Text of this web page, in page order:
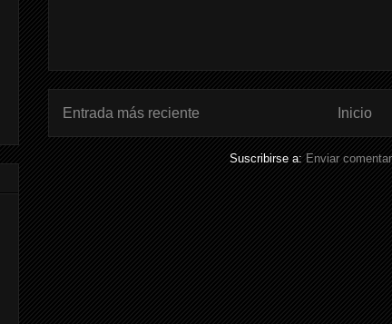
Entrada más reciente Inicio
Suscribirse a: Enviar